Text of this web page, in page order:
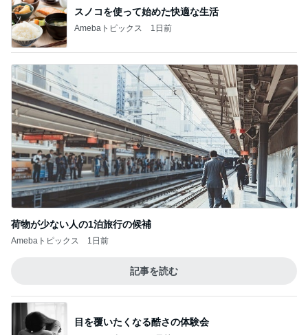
スノコを使って始めた快適な生活
Amebaトピックス 1日前
荷物が少ない人の1泊旅行の候補
Amebaトピックス 1日前
記事を読む
目を覆いたくなる酷さの体験会